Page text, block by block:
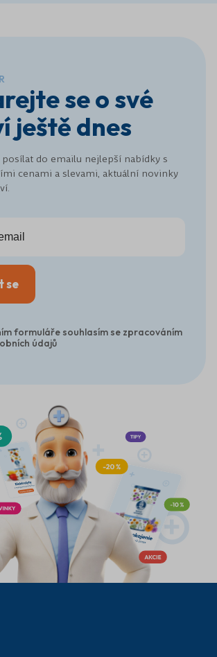
se o své
ještě dnes
posílat do emailu nejlepší nabídky s
cenami a slevami, aktuální novinky
se
formuláře souhlasím se zpracováním
údajů